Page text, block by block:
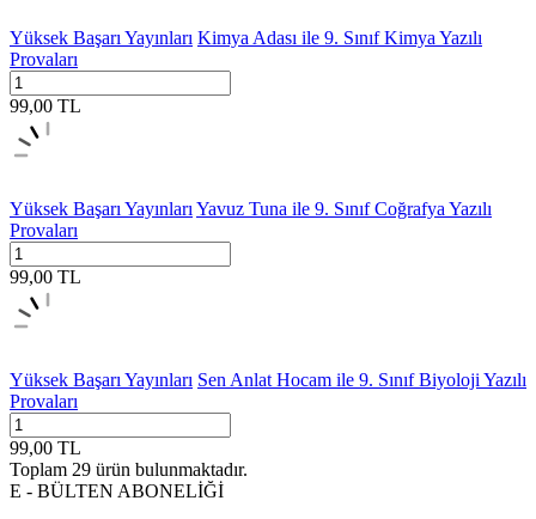
Yüksek Başarı Yayınları Kimya Adası ile 9. Sınıf Kimya Yazılı
Provaları
99,00 TL
Yüksek Başarı Yayınları Yavuz Tuna ile 9. Sınıf Coğrafya Yazılı
Provaları
99,00 TL
Yüksek Başarı Yayınları Sen Anlat Hocam ile 9. Sınıf Biyoloji Yazılı
Provaları
99,00 TL
Toplam 29 ürün bulunmaktadır.
E - BÜLTEN ABONELİĞİ